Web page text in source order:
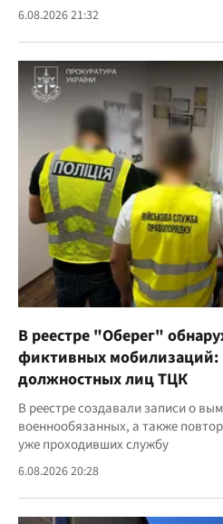
6.08.2026 21:32
В реестре "Оберег"
фиктивных мобилизаций:
должностных лиц ТЦК
В реестре создавали записи о
военнообязанных, а также
уже проходивших службу
6.08.2026 20:28